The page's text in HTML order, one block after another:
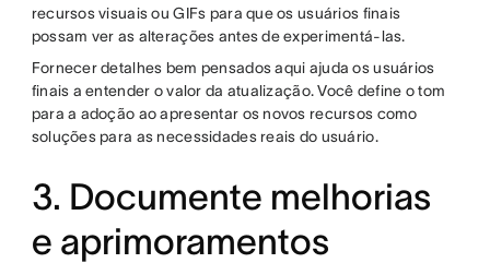
recursos visuais ou GIFs para que os usuários finais
possam ver as alterações antes de experimentá-las.
Fornecer detalhes bem pensados aqui ajuda os usuários
finais a entender o valor da atualização. Você define o tom
para a adoção ao apresentar os novos recursos como
soluções para as necessidades reais do usuário.
3. Documente melhorias
e aprimoramentos